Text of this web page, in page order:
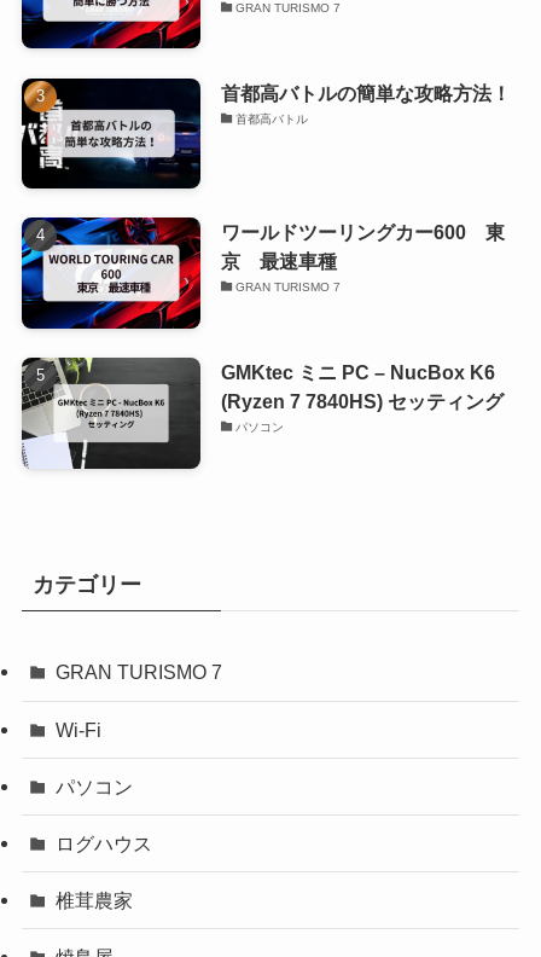
GRAN TURISMO 7
首都高バトルの簡単な攻略方法！
首都高バトル
ワールドツーリングカー600 東
京 最速車種
GRAN TURISMO 7
GMKtec ミニ PC – NucBox K6
(Ryzen 7 7840HS) セッティング
パソコン
カテゴリー
GRAN TURISMO 7
Wi-Fi
パソコン
ログハウス
椎茸農家